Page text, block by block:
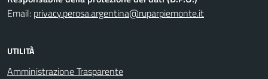
Email: privacy.perosa.argentina@ruparpiemonte.it
UTILITÀ
Amministrazione Trasparente